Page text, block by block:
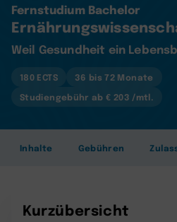
Fernstudium Bachelor
Weil Gesundheit ein
180 ECTS
36 bis 72 Monate
Studiengebühr ab € 203 /mtl.
Inhalte Gebühren
Kurzübersicht